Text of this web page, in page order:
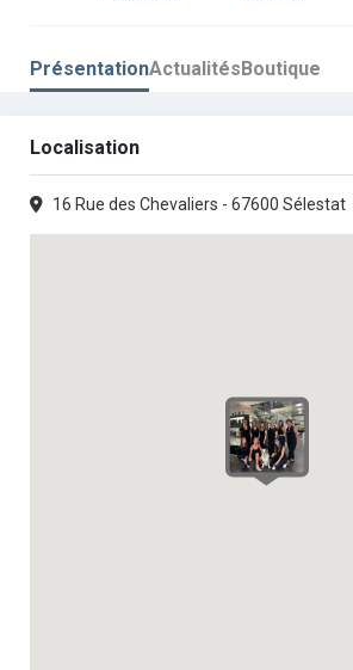
PrésentationActualitésBoutique
Localisation
16 Rue des Chevaliers - 67600 Sélestat